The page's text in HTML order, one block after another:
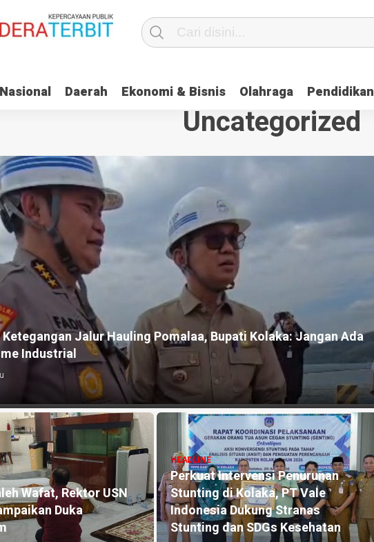
Nasional Daerah Ekonomi & Bisnis Olahraga Pendidikan
Uncategorized
Jalur Hauling Pomalaa, Bupati Kolaka: Jangan Ada
Industrial
Wafat, Rektor USN
Duka
HEADLINE
Perkuat Intervensi Penurunan
Stunting di Kolaka, PT Vale
Indonesia Dukung Stranas
Stunting dan SDGs Kesehatan